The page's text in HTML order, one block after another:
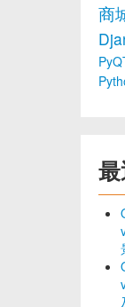
商